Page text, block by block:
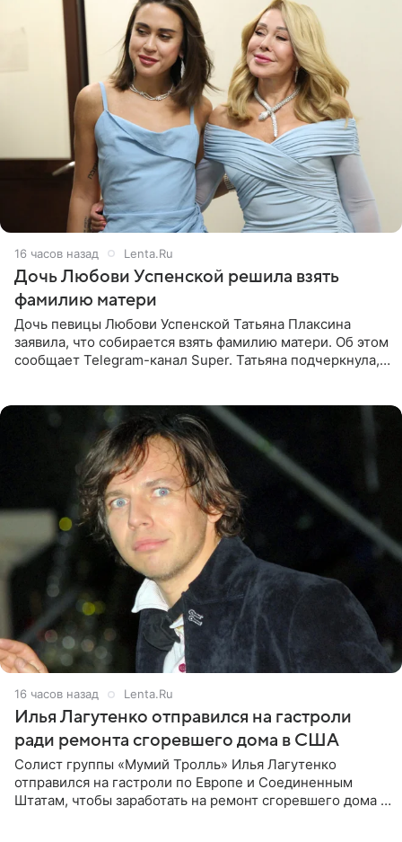
16 часов назад Lenta.Ru
Дочь Любови Успенской решила взять
фамилию матери
Дочь певицы Любови Успенской Татьяна Плаксина
заявила, что собирается взять фамилию матери. Об этом
сообщает Telegram-канал Super. Татьяна подчеркнула,
16 часов назад Lenta.Ru
Илья Лагутенко отправился на гастроли
ради ремонта сгоревшего дома в США
Солист группы «Мумий Тролль» Илья Лагутенко
отправился на гастроли по Европе и Соединенным
Штатам, чтобы заработать на ремонт сгоревшего дома в